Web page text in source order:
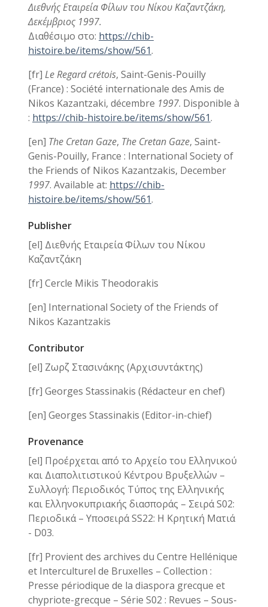
Διεθνής Εταιρεία Φίλων του Νίκου Καζαντζάκη,
Δεκέμβριος 1997.
Διαθέσιμο στο: https://chib-
histoire.be/items/show/561.
[fr] Le Regard crétois, Saint-Genis-Pouilly
(France) : Société internationale des Amis de
Nikos Kazantzaki, décembre 1997. Disponible à
: https://chib-histoire.be/items/show/561.
[en] The Cretan Gaze, The Cretan Gaze, Saint-
Genis-Pouilly, France : International Society of
the Friends of Nikos Kazantzakis, December
1997. Available at: https://chib-
histoire.be/items/show/561.
Publisher
[el] Διεθνής Εταιρεία Φίλων του Νίκου
Καζαντζάκη
[fr] Cercle Mikis Theodorakis
[en] International Society of the Friends of
Nikos Kazantzakis
Contributor
[el] Ζωρζ Στασινάκης (Αρχισυντάκτης)
[fr] Georges Stassinakis (Rédacteur en chef)
[en] Georges Stassinakis (Editor-in-chief)
Provenance
[el] Προέρχεται από το Αρχείο του Ελληνικού
και Διαπολιτιστικού Κέντρου Βρυξελλών –
Συλλογή: Περιοδικός Τύπος της Ελληνικής
και Ελληνοκυπριακής διασποράς – Σειρά S02:
Περιοδικά – Υποσειρά SS22: Η Κρητική Ματιά
- D03.
[fr] Provient des archives du Centre Hellénique
et Interculturel de Bruxelles – Collection :
Presse périodique de la diaspora grecque et
chypriote-grecque – Série S02 : Revues – Sous-